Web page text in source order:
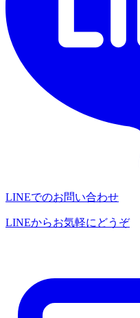
LINEでのお問い合わせ
LINEからお気軽にどうぞ